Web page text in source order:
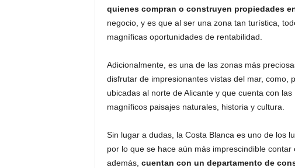
quienes compran o construyen propiedades
negocio, y es que al ser una zona tan turística,
magníficas oportunidades de rentabilidad.
Adicionalmente, es una de las zonas más
disfrutar de impresionantes vistas del mar, como,
ubicadas al norte de Alicante y que cuenta con
magníficos paisajes naturales, historia y cultura.
Sin lugar a dudas, la Costa Blanca es uno de los
por lo que se hace aún más imprescindible
además, cuentan con un departamento de